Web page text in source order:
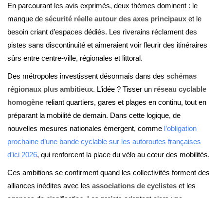
En parcourant les avis exprimés, deux thèmes dominent : le
manque de sécurité réelle autour des axes principaux et le
besoin criant d’espaces dédiés. Les riverains réclament des
pistes sans discontinuité et aimeraient voir fleurir des itinéraires
sûrs entre centre-ville, régionales et littoral.
Des métropoles investissent désormais dans des schémas
régionaux plus ambitieux. L’idée ? Tisser un réseau cyclable
homogène reliant quartiers, gares et plages en continu, tout en
préparant la mobilité de demain. Dans cette logique, de
nouvelles mesures nationales émergent, comme l’obligation
prochaine d’une bande cyclable sur les autoroutes françaises
d’ici 2026, qui renforcent la place du vélo au cœur des mobilités.
Ces ambitions se confirment quand les collectivités forment des
alliances inédites avec les associations de cyclistes et les